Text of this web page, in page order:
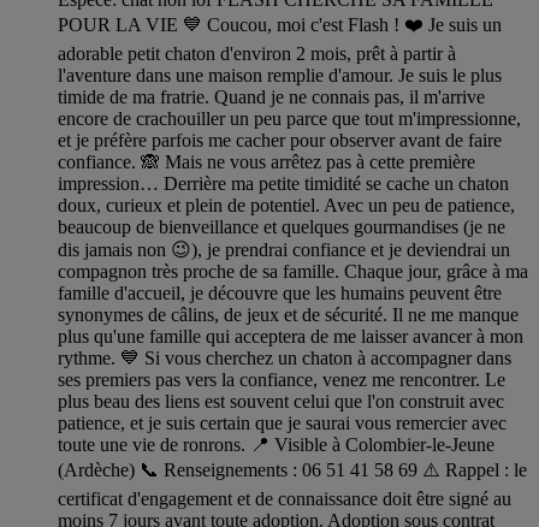
POUR LA VIE 💙 Coucou, moi c'est Flash ! ❤️ Je suis un
adorable petit chaton d'environ 2 mois, prêt à partir à
l'aventure dans une maison remplie d'amour. Je suis le plus
timide de ma fratrie. Quand je ne connais pas, il m'arrive
encore de crachouiller un peu parce que tout m'impressionne,
et je préfère parfois me cacher pour observer avant de faire
confiance. 🙈 Mais ne vous arrêtez pas à cette première
impression… Derrière ma petite timidité se cache un chaton
doux, curieux et plein de potentiel. Avec un peu de patience,
beaucoup de bienveillance et quelques gourmandises (je ne
dis jamais non 😉), je prendrai confiance et je deviendrai un
compagnon très proche de sa famille. Chaque jour, grâce à ma
famille d'accueil, je découvre que les humains peuvent être
synonymes de câlins, de jeux et de sécurité. Il ne me manque
plus qu'une famille qui acceptera de me laisser avancer à mon
rythme. 💙 Si vous cherchez un chaton à accompagner dans
ses premiers pas vers la confiance, venez me rencontrer. Le
plus beau des liens est souvent celui que l'on construit avec
patience, et je suis certain que je saurai vous remercier avec
toute une vie de ronrons. 📍 Visible à Colombier-le-Jeune
(Ardèche) 📞 Renseignements : 06 51 41 58 69 ⚠️ Rappel : le
certificat d'engagement et de connaissance doit être signé au
moins 7 jours avant toute adoption. Adoption sous contrat